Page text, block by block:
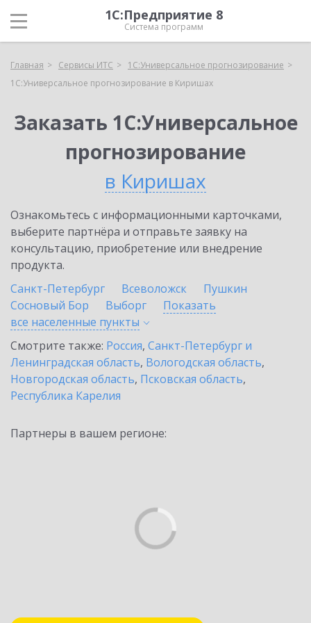
1С:Предприятие 8
Система программ
Главная Сервисы ИТС
1С:Универсальное прогнозирование
1С:Универсальное прогнозирование в Киришах
Заказать 1С:Универсальное
прогнозирование
в Киришах
Ознакомьтесь с информационными карточками,
выберите партнёра и отправьте заявку на
консультацию, приобретение или внедрение
продукта.
Санкт-Петербург
Всеволожск
Пушкин
Сосновый Бор
Выборг
Показать
все населенные пункты
Смотрите также: Россия, Санкт-Петербург и
Ленинградская область, Вологодская область,
Новгородская область, Псковская область,
Республика Карелия
Партнеры в вашем регионе: